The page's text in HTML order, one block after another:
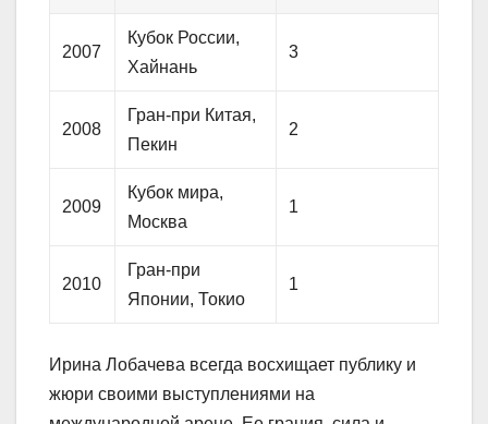
2007
Кубок России,
Хайнань
3
2008
Гран-при Китая,
Пекин
2
2009
Кубок мира,
Москва
1
2010
Гран-при
Японии, Токио
1
Ирина Лобачева всегда восхищает публику и
жюри своими выступлениями на